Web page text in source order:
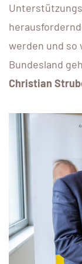
werden und so
Bundesland
Christian